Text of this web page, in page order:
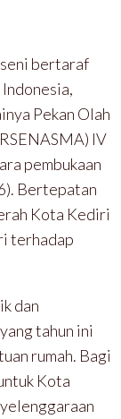
bertaraf
Pekan Olah
IV
pembukaan
Bertepatan
Kota Kediri
terhadap
dan
tahun ini
rumah. Bagi
Kota